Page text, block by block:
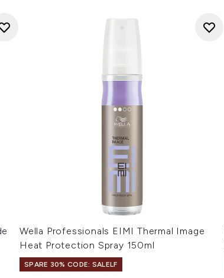
Wella Professionals EIMI Thermal Image
Heat Protection Spray 150ml
SPARE 30% CODE: SALELF